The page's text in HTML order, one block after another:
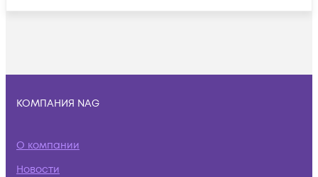
КОМПАНИЯ NAG
О компании
Новости